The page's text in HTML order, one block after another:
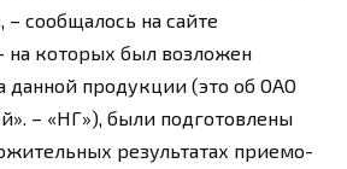
– сообщалось на сайте
на которых был возложен
данной продукции (это об ОАО
– «НГ»), были подготовлены
результатах приемо-